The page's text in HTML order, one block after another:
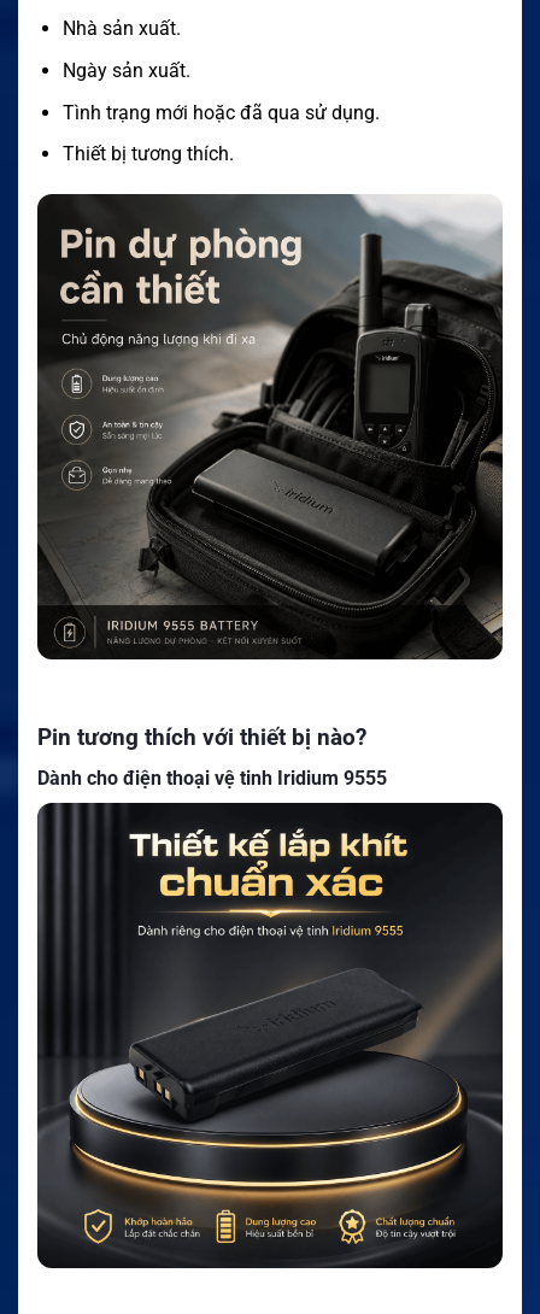
Nhà sản xuất.
Ngày sản xuất.
Tình trạng mới hoặc đã qua sử dụng.
Thiết bị tương thích.
Pin tương thích với thiết bị nào?
Dành cho điện thoại vệ tinh Iridium 9555